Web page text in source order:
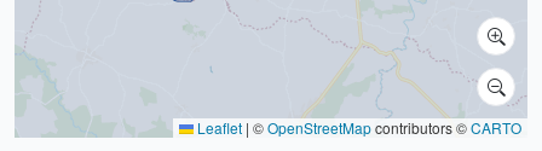
Leaflet | ©OpenStreetMapcontributors ©CARTO